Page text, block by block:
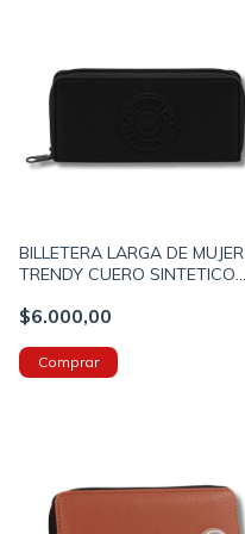
BILLETERA LARGA DE MUJER
TRENDY CUERO SINTETICO
(19098A)
$6.000,00